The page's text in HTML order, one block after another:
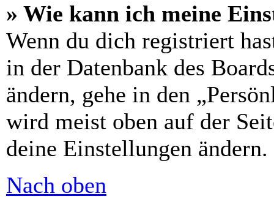
» Wie kann ich meine
Wenn du dich registriert
in der Datenbank des
ändern, gehe in den
wird meist oben auf der
deine Einstellungen ändern.
Nach oben